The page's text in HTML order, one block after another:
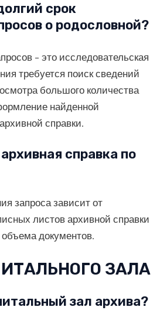
срок
о родословной?
– это исследовательская
требуется поиск сведений
большого количества
найденной
справки.
справка по
запроса зависит от
листов архивной справки
документов.
ЗАЛА
зал архива?